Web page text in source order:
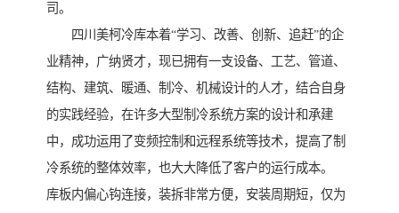
司。
四川美柯冷库本着“学习、改善、创新、追赶”的企
业精神，广纳贤才，现已拥有一支设备、工艺、管道、
结构、建筑、暖通、制冷、机械设计的人才，结合自身
的实践经验，在许多大型制冷系统方案的设计和承建
中，成功运用了变频控制和远程系统等技术，提高了制
冷系统的整体效率，也大大降低了客户的运行成本。
库板内偏心钩连接，装拆非常方便，安装周期短，仅为